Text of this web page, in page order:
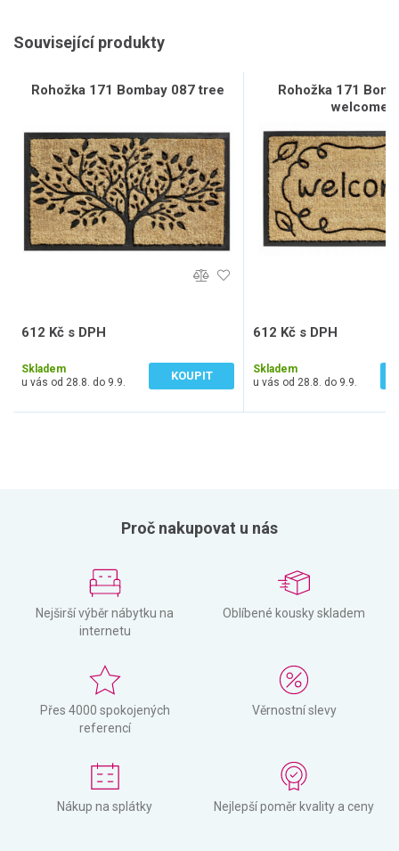
Související produkty
Rohožka 171 Bombay 087 tree
612 Kč s DPH
Skladem
u vás od 28.8. do 9.9.
KOUPIT
Rohožka 171
welcome
612 Kč s DPH
Skladem
u vás od 28.8. do 9.9.
Proč nakupovat u nás
Nejširší výběr nábytku na
internetu
Oblíbené kousky skladem
Přes 4000 spokojených
referencí
Věrnostní slevy
Nákup na splátky Nejlepší poměr kvality a ceny